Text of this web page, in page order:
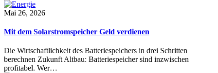
Mai 26, 2026
Mit dem Solarstromspeicher Geld verdienen
Die Wirtschaftlichkeit des Batteriespeichers in drei Schritten
berechnen Zukunft Altbau: Batteriespeicher sind inzwischen
profitabel. Wer…